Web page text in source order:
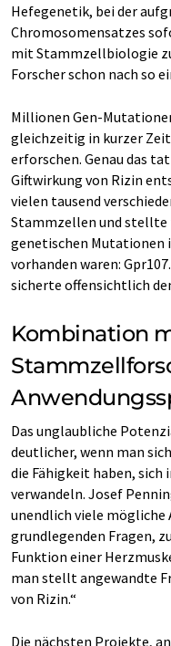
Hefegenetik, bei der
Chromosomensatzes
mit Stammzellbiologie
Forscher schon nach so
Millionen Gen-
gleichzeitig in kurzer
erforschen. Genau das
Giftwirkung von Rizin
vielen tausend
Stammzellen und stellte
genetischen Mutationen
vorhanden waren:
sicherte offensichtlich
Kombination
Das unglaubliche
deutlicher, wenn man
die Fähigkeit haben, sich
verwandeln. Josef
unendlich viele mögliche
grundlegenden Fragen,
Funktion einer
man stellt angewandte
von Rizin.“
Die nächsten Projekte,